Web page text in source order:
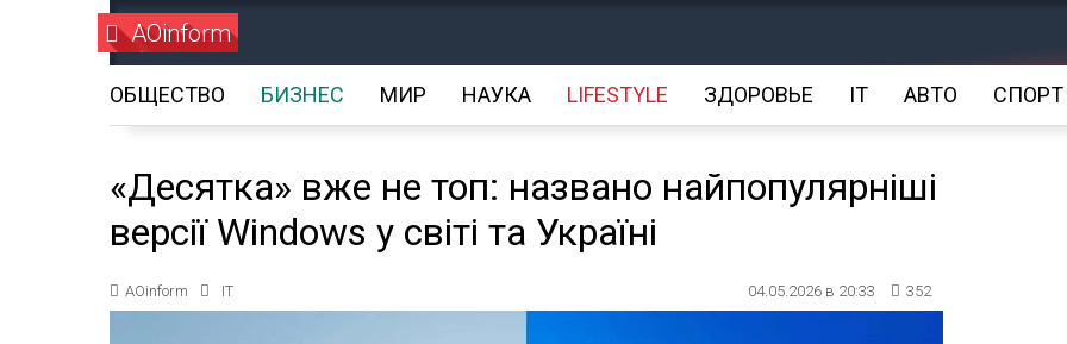
AOinform
ОБЩЕСТВО БИЗНЕС МИР НАУКА LIFESTYLE ЗДОРОВЬЕ IT АВТО СПОРТ
«Десятка» вже не топ: названо найпопулярніші
версії Windows у світі та Україні
AOinform IT 04.05.2026 в 20:33 352